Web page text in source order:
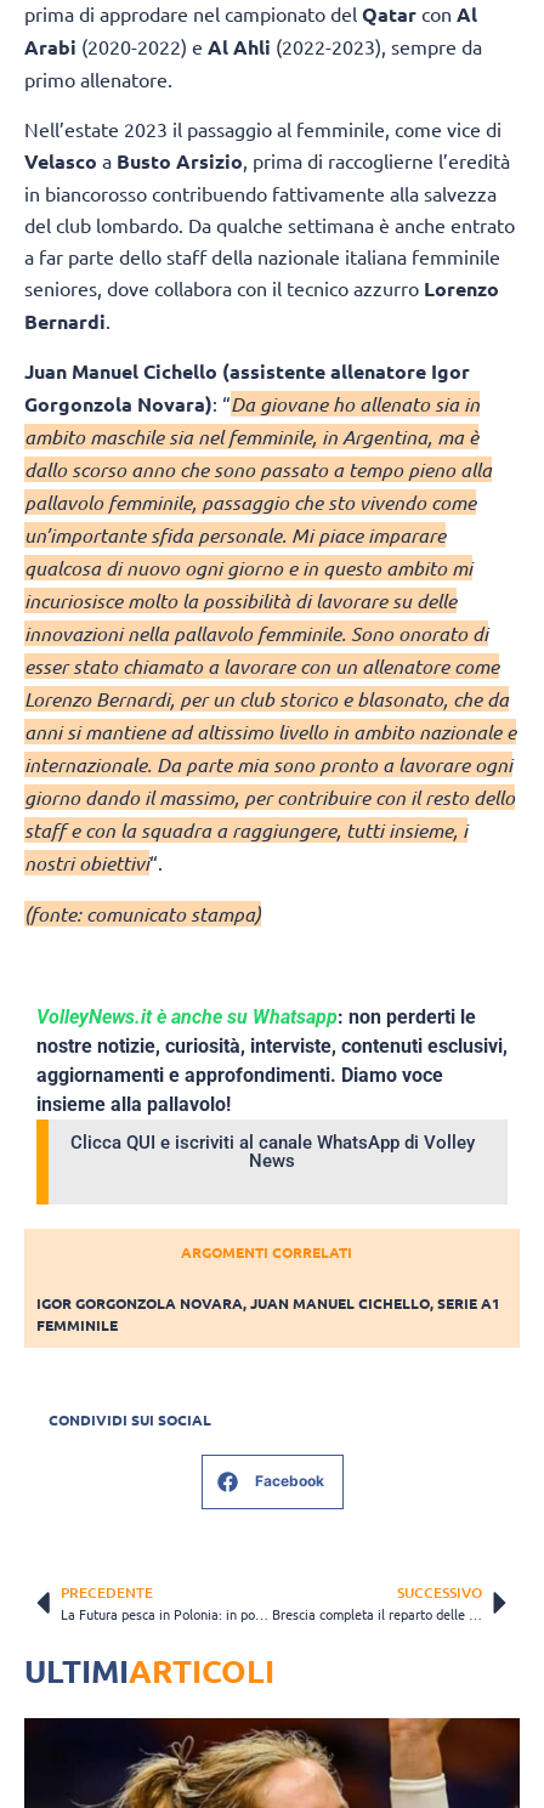
prima di approdare nel campionato del Qatar con Al
Arabi (2020-2022) e Al Ahli (2022-2023), sempre da
primo allenatore.
Nell’estate 2023 il passaggio al femminile, come vice di
Velasco a Busto Arsizio , prima di raccoglierne l’eredità
in biancorosso contribuendo fattivamente alla salvezza
del club lombardo. Da qualche settimana è anche entrato
a far parte dello staff della nazionale italiana femminile
seniores, dove collabora con il tecnico azzurro Lorenzo
Bernardi
Juan Manuel Cichello (assistente allenatore Igor
Gorgonzola Novara): “Da giovane ho allenato sia in
ambito maschile sia nel femminile, in Argentina, ma è
dallo scorso anno che sono passato a tempo pieno alla
pallavolo femminile, passaggio che sto vivendo come
un’importante sfida personale. Mi piace imparare
qualcosa di nuovo ogni giorno e in questo ambito mi
incuriosisce molto la possibilità di lavorare su delle
innovazioni nella pallavolo femminile. Sono onorato di
esser stato chiamato a lavorare con un allenatore come
Lorenzo Bernardi, per un club storico e blasonato, che da
anni si mantiene ad altissimo livello in ambito nazionale e
internazionale. Da parte mia sono pronto a lavorare ogni
giorno dando il massimo, per contribuire con il resto dello
staff e con la squadra a raggiungere, tutti insieme, i
nostri obiettivi“.
(fonte: comunicato stampa)
VolleyNews.it è anche su Whatsapp: non perderti le
nostre notizie, curiosità, interviste, contenuti esclusivi,
aggiornamenti e approfondimenti. Diamo voce
insieme alla pallavolo!
Clicca QUI e iscriviti al canale WhatsApp di Volley
News
ARGOMENTI CORRELATI
IGOR GORGONZOLA NOVARA,JUAN MANUEL CICHELLO,SERIE A1
FEMMINILE
CONDIVIDI SUI SOCIAL
Facebook
PRECEDENTE SUCCESSIVO
ULTIMIARTICOLI